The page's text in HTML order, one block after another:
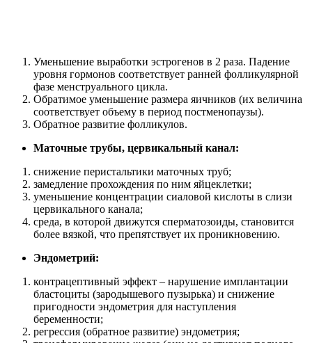
Уменьшение выработки эстрогенов в 2 раза. Падение
уровня гормонов соответствует ранней фолликулярной
фазе менструального цикла.
Обратимое уменьшение размера яичников (их величина
соответствует объему в период постменопаузы).
Обратное развитие фолликулов.
Маточные трубы, цервикальный канал:
снижение перистальтики маточных труб;
замедление прохождения по ним яйцеклетки;
уменьшение концентрации сиаловой кислоты в слизи
цервикального канала;
среда, в которой движутся сперматозоиды, становится
более вязкой, что препятствует их проникновению.
Эндометрий:
контрацептивный эффект – нарушение имплантации
бластоциты (зародышевого пузырька) и снижение
пригодности эндометрия для наступления
беременности;
регрессия (обратное развитие) эндометрия;